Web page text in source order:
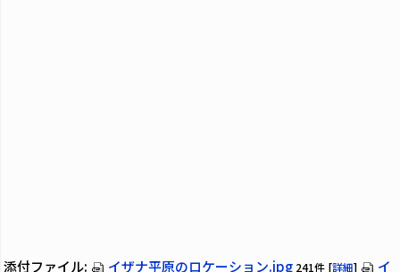
添付ファイル: イザナ平原のロケーション.jpg 241件 [詳細]
イ